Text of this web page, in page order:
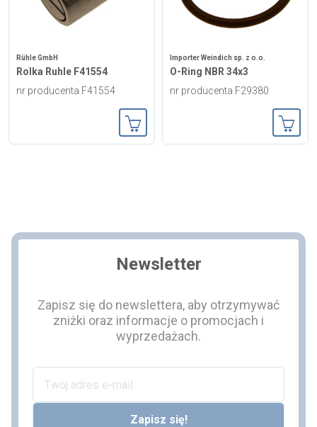
Rühle GmbH
Rolka Ruhle F41554
nr producenta F41554
Dodaj do koszyka
Importer Weindich sp. z o.o.
O-Ring NBR 34x3
nr producenta F29380
Newsletter
Zapisz się do newslettera, aby otrzymywać
zniżki oraz informacje o promocjach i
wyprzedażach.